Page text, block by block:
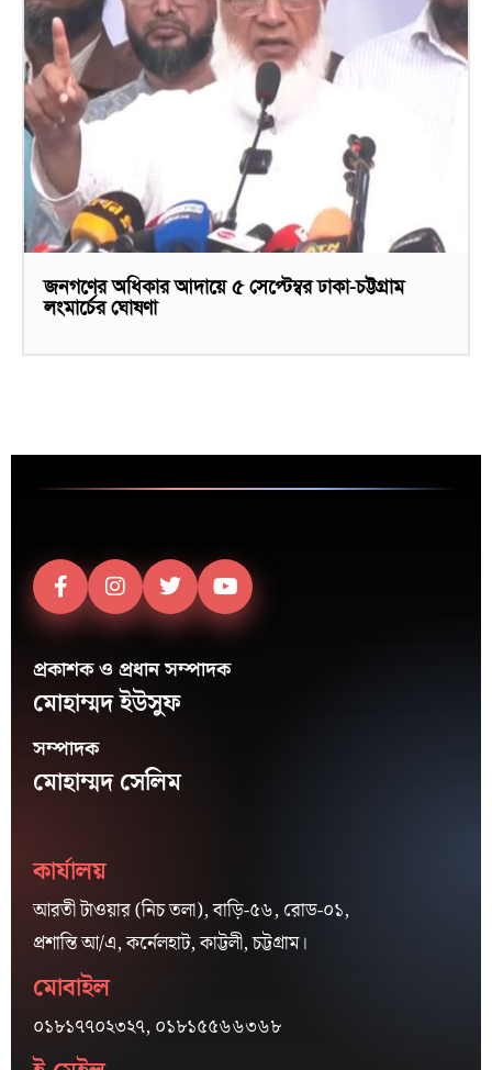
জনগণের অধিকার আদায়ে ৫ সেপ্টেম্বর ঢাকা-চট্টগ্রাম
লংমার্চের ঘোষণা
প্রকাশক ও প্রধান সম্পাদক
মোহাম্মদ ইউসুফ
সম্পাদক
মোহাম্মদ সেলিম
কার্যালয়
আরতী টাওয়ার (নিচ তলা), বাড়ি-৫৬, রোড-০১,
প্রশান্তি আ/এ, কর্নেলহাট, কাট্টলী, চট্টগ্রাম।
মোবাইল
০১৮১৭৭০২৩২৭, ০১৮১৫৫৬৬৩৬৮